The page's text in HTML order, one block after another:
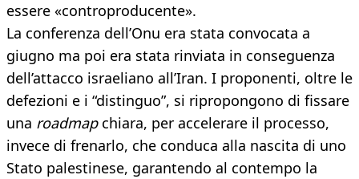
essere «controproducente».
La conferenza dell’Onu era stata convocata a
giugno ma poi era stata rinviata in conseguenza
dell’attacco israeliano all’Iran. I proponenti, oltre le
defezioni e i “distinguo”, si ripropongono di fissare
una roadmap chiara, per accelerare il processo,
invece di frenarlo, che conduca alla nascita di uno
Stato palestinese, garantendo al contempo la